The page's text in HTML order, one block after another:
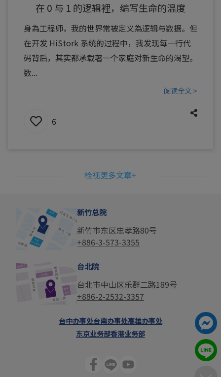
在 0 与 1 的逻辑裡，编写生命的温度
身為工程师，我的世界常被定义為逻辑与数据。但
在开发 HiStork 系统的过程中，我发现每一行代
码背后，其实都承载著一个家庭对新生命的渴望。
数...
阅读全文 >
6
检视更多文章+
新竹总院
新竹市东区忠孝路80号
+886-3-573-3355
台北院
台北市中山区乐群二路189号
+886-2-2532-3357
台中办事处台南办事处高雄办事处
东京业务部香港业务部